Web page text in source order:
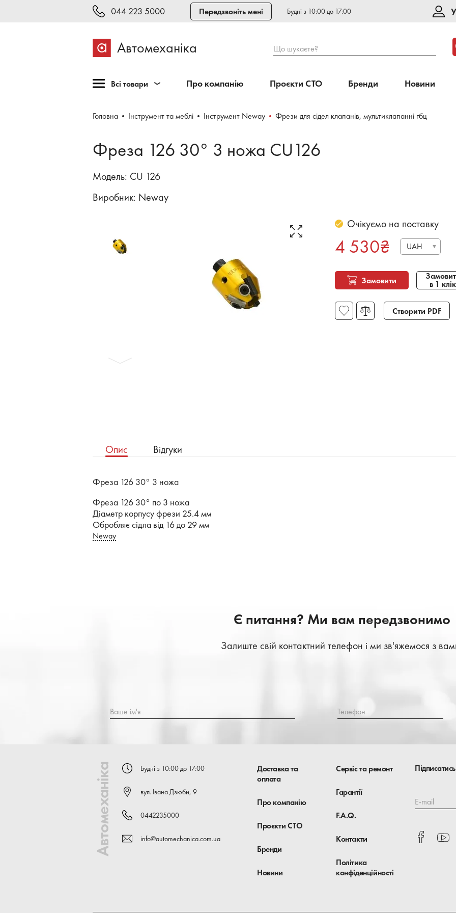
044 223 5000 Передзвоніть мені Будні з 10:00 до 17:00
Автомеханіка Що шукаєте?
Всі товари
Обладнання для СТО
шиномонтажу
Техогляд і тестування
Зварювання, рихтовка,
Електромобілі
Про компанію Проєкти СТО Бренди Новини
Головна Інструмент та меблі Інструмент Neway Фрези для сідел клапанів, мультиклапанні гбц
Фреза 126 30° 3 ножа CU126
Модель: CU 126
Виробник: Neway
Очікуємо на поставку
4 530₴ UAH
Замовити в 1 клік
Створити PDF
Опис Відгуки
Фреза 126 30° 3 ножа
Фреза 126 30° по 3 ножа
Діаметр корпусу фрези 25.4 мм
Обробляє сідла від 16 до 29 мм
Neway
Є питання? Ми вам передзвонимо
Залиште свій контактний телефон і ми зв'яжемося з
Ваше ім'я Телефон
Автомеханіка Будні з 10:00 до 17:00
вул. Івана Дзюби, 9
0442235000
info@automechanica.com.ua
Доставка та
оплата
Про компанію
Проєкти СТО
Бренди
Новини
Сервіс та ремонт
Гарантії
F.A.Q.
Контакти
Політика
конфіденційності
E-mail